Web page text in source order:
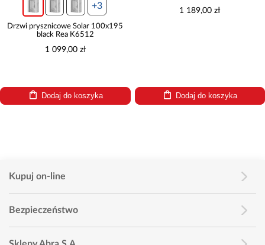
+3
Drzwi prysznicowe Solar 100x195
black Rea K6512
1 099,00 zł
Dodaj do koszyka
1 189,00 zł
Dodaj do koszyka
Kupuj on-line
Bezpieczeństwo